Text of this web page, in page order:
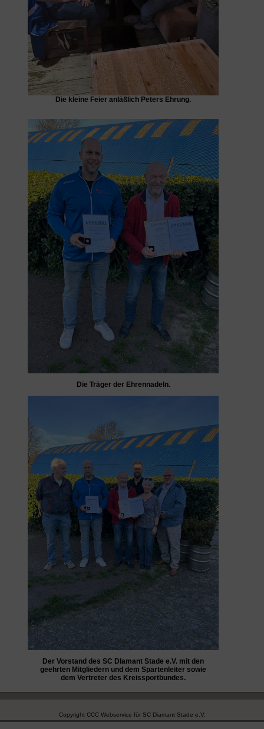
Die kleine Feier anläßlich Peters Ehrung.
Die Träger der Ehrennadeln.
Der Vorstand des SC DIamant Stade e.V. mit den
geehrten Mitgliedern und dem Spartenleiter sowie
dem Vertreter des Kreissportbundes.
Copyright CCC Webservice für SC Diamant Stade e.V.